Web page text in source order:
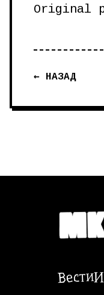
Original
← НАЗАД
Вести